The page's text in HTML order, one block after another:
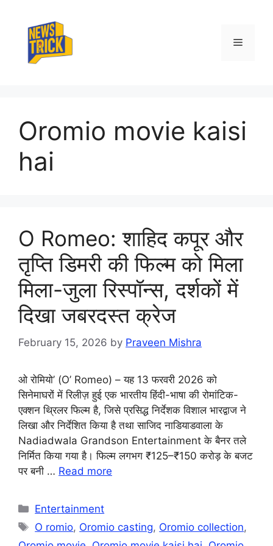
content
Menu
Oromio movie kaisi
hai
O Romeo: शाहिद कपूर और
तृप्ति डिमरी की फिल्म को मिला
मिला-जुला रिस्पॉन्स, दर्शकों में
दिखा जबरदस्त क्रेज
February 15, 2026 by Praveen Mishra
ओ रोमियो’ (O’ Romeo) – यह 13 फरवरी 2026 को
सिनेमाघरों में रिलीज़ हुई एक भारतीय हिंदी-भाषा की रोमांटिक-
एक्शन थ्रिलर फिल्म है, जिसे प्रसिद्ध निर्देशक विशाल भारद्वाज ने
लिखा और निर्देशित किया है तथा साजिद नाडियाडवाला के
Nadiadwala Grandson Entertainment के बैनर तले
निर्मित किया गया है। फिल्म लगभग ₹125–₹150 करोड़ के बजट
पर बनी … Read more
Categories
Entertainment
Tags
O romio, Oromio casting, Oromio collection,